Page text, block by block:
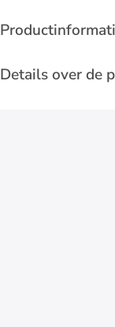
Details over de